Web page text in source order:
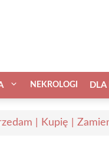
NEKROLOGI
| Kupię |